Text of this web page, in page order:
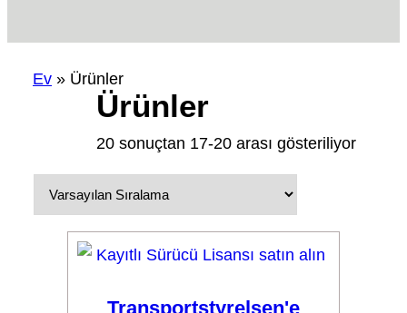
Ev » Ürünler
Ürünler
20 sonuçtan 17-20 arası gösteriliyor
Transportstyrelsen'e